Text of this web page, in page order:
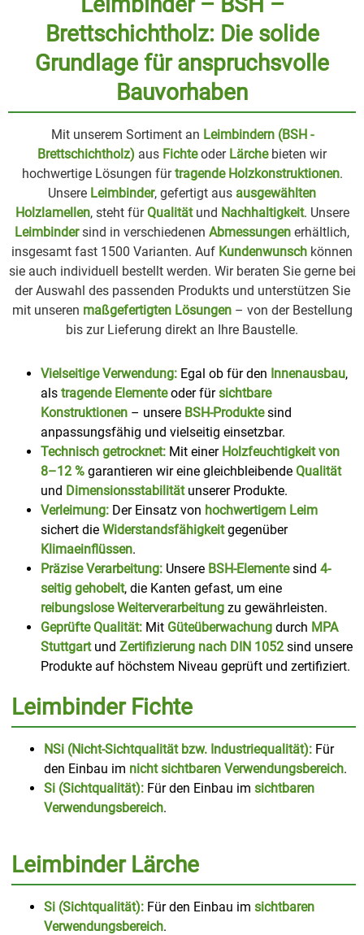
Brettschichtholz: Die solide
Grundlage für anspruchsvolle
Bauvorhaben
Mit unserem Sortiment an Leimbindern (BSH -
Brettschichtholz) aus Fichteoder Lärchebieten wir
hochwertige Lösungen fürtragende Holzkonstruktionen.
Unsere Leimbinder, gefertigt aus ausgewählten
Holzlamellen, steht fürQualitätund Nachhaltigkeit. Unsere
Leimbindersind in verschiedenen Abmessungen erhältlich,
insgesamt fast 1500 Varianten. Auf Kundenwunsch können
sie auch individuell bestellt werden. Wir beraten Sie gerne bei
der Auswahl des passenden Produkts und unterstützen Sie
mit unseren maßgefertigten Lösungen– von der Bestellung
bis zur Lieferung direkt an Ihre Baustelle.
Vielseitige Verwendung: Egal ob für den Innenausbau,
als tragende Elementeoder fürsichtbare
Konstruktionen – unsere BSH-Produktesind
anpassungsfähig und vielseitig einsetzbar.
Technisch getrocknet: Mit einer Holzfeuchtigkeit von
8–12 % garantieren wir eine gleichbleibende Qualität
und Dimensionsstabilitätunserer Produkte.
Verleimung: Der Einsatz von hochwertigem Leim
sichert die Widerstandsfähigkeitgegenüber
Klimaeinflüssen.
Präzise Verarbeitung: Unsere BSH-Elementesind 4-
seitig gehobelt, die Kanten gefast, um eine
reibungslose Weiterverarbeitung zu gewährleisten.
Geprüfte Qualität: Mit Güteüberwachung durch MPA
Stuttgartund Zertifizierung nach DIN 1052 sind unsere
Produkte auf höchstem Niveau geprüft und zertifiziert.
Leimbinder Fichte
NSi (Nicht-Sichtqualität bzw. Industriequalität): Für
den Einbau im nicht sichtbaren Verwendungsbereich.
Si (Sichtqualität): Für den Einbau imsichtbaren
Verwendungsbereich.
Leimbinder Lärche
Si (Sichtqualität): Für den Einbau imsichtbaren
Verwendungsbereich.